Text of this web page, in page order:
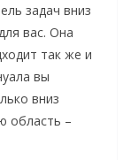
задач вниз
вас. Она
так же и
вы
вниз
область –